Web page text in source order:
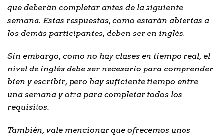
que deberán completar antes de la siguiente
semana. Estas respuestas, como estarán abiertas a
los demás participantes, deben ser en inglés.
Sin embargo, como no hay clases en tiempo real, el
nivel de inglés debe ser necesario para comprender
bien y escribir, pero hay suficiente tiempo entre
una semana y otra para completar todos los
requisitos.
También, vale mencionar que ofrecemos unos